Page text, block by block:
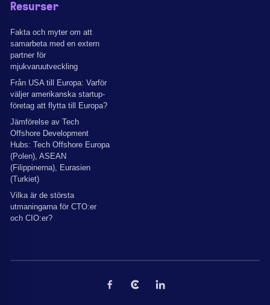
Resurser
Fakta och myter om att
samarbeta med en extern
partner för
mjukvaruutveckling
Från USA till Europa: Varför
väljer amerikanska startup-
företag att flytta till Europa?
Jämförelse av Tech
Offshore Development
Hubs: Tech Offshore Europa
(Polen), ASEAN
(Filippinerna), Eurasien
(Turkiet)
Vilka är de största
utmaningarna för CTO:er
och CIO:er?